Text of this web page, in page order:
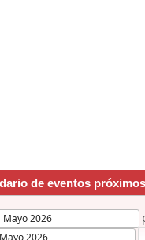
de eventos próximos